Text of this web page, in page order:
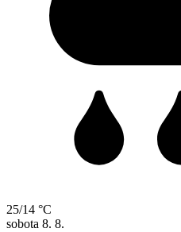
25/14 °C
sobota 8. 8.